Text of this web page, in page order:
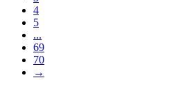
4
5
...
69
70
→